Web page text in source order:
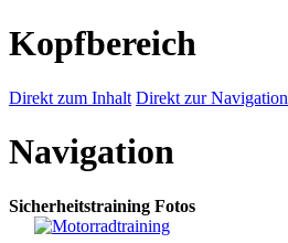
Kopfbereich
Direkt zum Inhalt Direkt zur Navigation
Navigation
Sicherheitstraining Fotos